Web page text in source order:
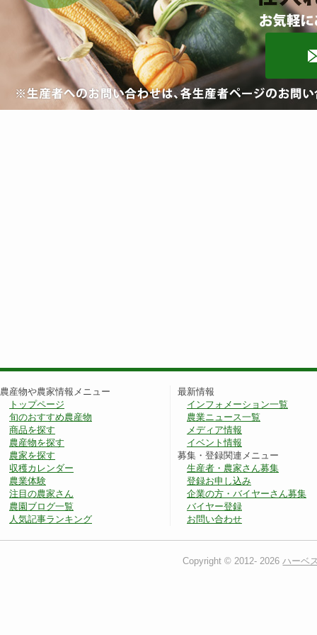
農産物や農家情報メニュー
トップページ
旬のおすすめ農産物
商品を探す
農産物を探す
農家を探す
収穫カレンダー
農業体験
注目の農家さん
農園ブログ一覧
人気記事ランキング
最新情報
インフォメーション一覧
農業ニュース一覧
メディア情報
イベント情報
募集・登録関連メニュー
生産者・農家さん募集
登録お申し込み
企業の方・バイヤーさん募集
バイヤー登録
お問い合わせ
Copyright © 2012-2026ハーベ